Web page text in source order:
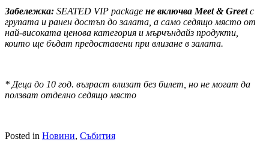
Забележка: SEATED VIP package не включва Meet & Greet с
групата и ранен достъп до залата, а само седящо място от
най-високата ценова категория и мърчъндайз продукти,
които ще бъдат предоставени при влизане в залата.
* Деца до 10 год. възраст влизат без билет, но не могат дa
ползват отделно седящо място
Posted in Новини, Събития